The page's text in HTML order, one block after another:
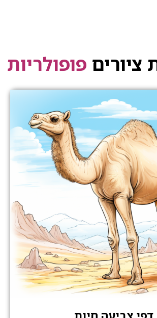
ציורים פופולריות